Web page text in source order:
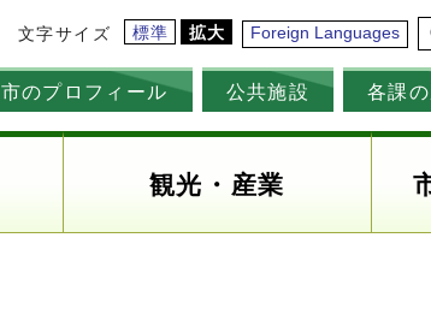
文字サイズ 標準 拡大 Foreign Languages
市のプロフィール 公共施設 各課
観光・産業